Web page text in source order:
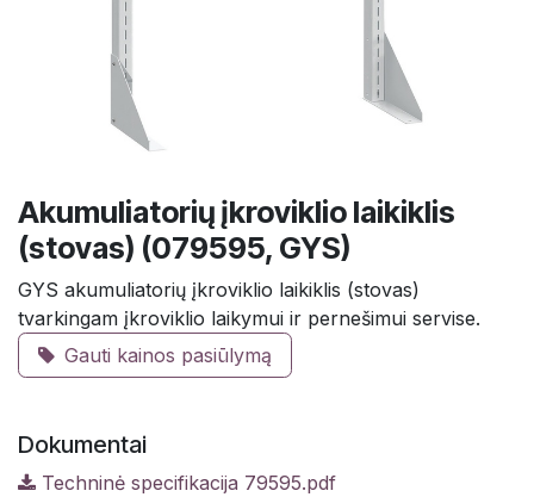
Akumuliatorių įkroviklio laikiklis
(stovas) (079595, GYS)
GYS akumuliatorių įkroviklio laikiklis (stovas)
tvarkingam įkroviklio laikymui ir pernešimui servise.
Gauti kainos pasiūlymą
Dokumentai
Techninė specifikacija 79595.pdf